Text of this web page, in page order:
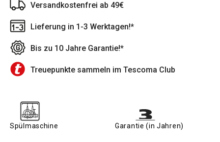
Versandkostenfrei ab 49€
Lieferung in 1-3 Werktagen!*
Bis zu 10 Jahre Garantie!*
Treuepunkte sammeln im Tescoma Club
Spülmaschine Garantie (in Jahren)